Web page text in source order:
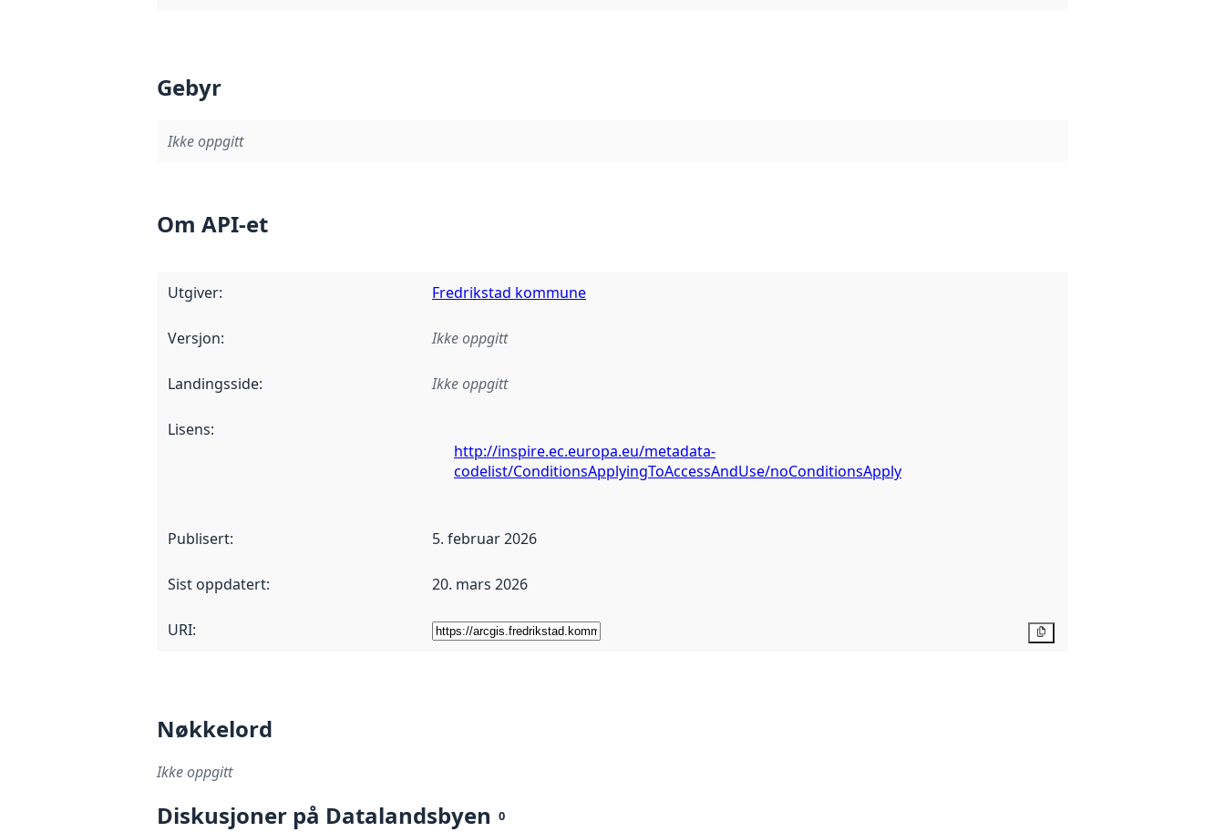
Gebyr
Ikke oppgitt
Om API-et
Utgiver: Fredrikstad kommune
Versjon: Ikke oppgitt
Landingsside: Ikke oppgitt
Lisens:
http://inspire.ec.europa.eu/metadata-
codelist/ConditionsApplyingToAccessAndUse/noConditionsApply
Publisert: 5. februar 2026
Sist oppdatert: 20. mars 2026
URI:
Nøkkelord
Ikke oppgitt
Diskusjoner på Datalandsbyen 0